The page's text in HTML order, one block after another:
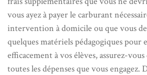
vous ayez à payer le carburant
intervention à domicile ou que vous
quelques matériels pédagogiques pour
efficacement à vos élèves, assurez-
toutes les dépenses que vous engagez.